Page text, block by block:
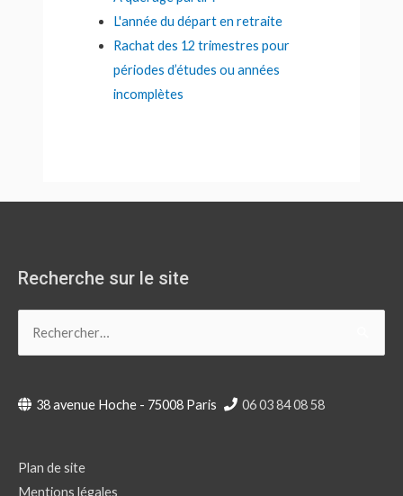
L'année du départ en retraite
Rachat des 12 trimestres pour
périodes d’études ou années
incomplètes
Recherche sur le site
38 avenue Hoche - 75008 Paris 06 03 84 08 58
Plan de site
Mentions légales